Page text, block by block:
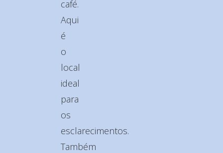
café.
Aqui
é
o
local
ideal
para
os
esclarecimentos.
Também